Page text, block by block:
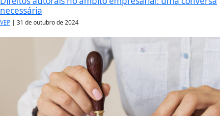
necessária
VEP | 31 de outubro de 2024